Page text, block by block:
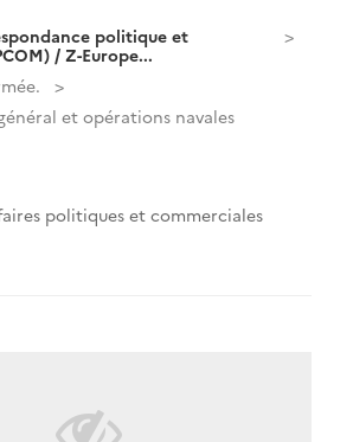
politique et
/ Z-Europe...
et opérations navales
politiques et commerciales